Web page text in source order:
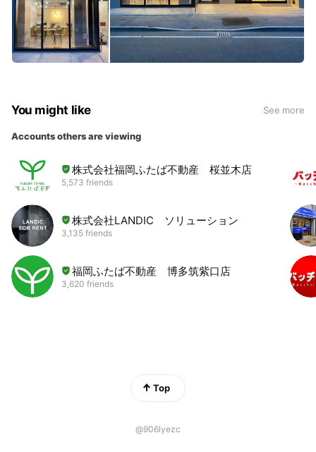
まずはお気軽に公式LINEからご連絡ください！
あなたのご応募を心よりお待ちしています。
You might like See more
Accounts others are viewing
株式会社福岡ふたば不動産 桜並木店
5,573 friends
株式会社LANDIC ソリューション
3,135 friends
福岡ふたば不動産 博多筑紫口店
3,620 friends
Top
@906lyezc